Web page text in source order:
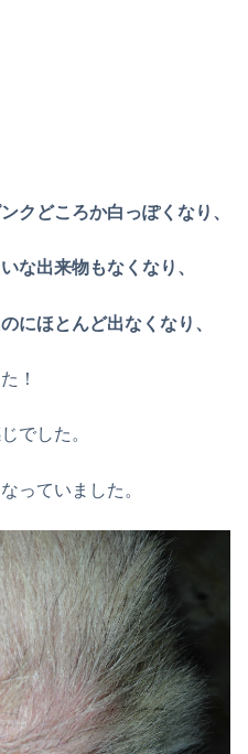
クどころか白っぽくなり、
な出来物もなくなり、
にほとんど出なくなり、
！
でした。
っていました。